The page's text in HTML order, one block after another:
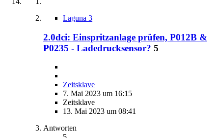
Laguna 3
2.0dci: Einspritzanlage prüfen, P012B &
P0235 - Ladedrucksensor? 5
Zeitsklave
7. Mai 2023 um 16:15
Zeitsklave
13. Mai 2023 um 08:41
Antworten